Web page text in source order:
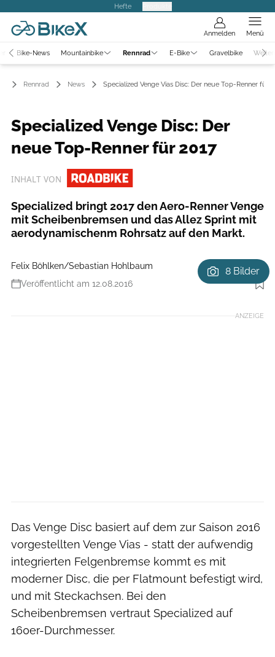
Hefte
Anmelden Menü
Bike-News Mountainbike Rennrad E-Bike Gravelbike
Rennrad News Specialized Venge Vias Disc: Der neue Top-Renner für
Specialized Venge Disc: Der
neue Top-Renner für 2017
INHALT VON
Specialized bringt 2017 den Aero-Renner Venge
mit Scheibenbremsen und das Allez Sprint mit
aerodynamischenm Rohrsatz auf den Markt.
Felix Böhlken/Sebastian Hohlbaum
Veröffentlicht am 12.08.2016
Foto: Specialized
8 Bilder
ANZEIGE
Das Venge Disc basiert auf dem zur Saison 2016
vorgestellten Venge Vias - statt der aufwendig
integrierten Felgenbremse kommt es mit
moderner Disc, die per Flatmount befestigt wird,
und mit Steckachsen. Bei den
Scheibenbremsen vertraut Specialized auf
160er-Durchmesser.